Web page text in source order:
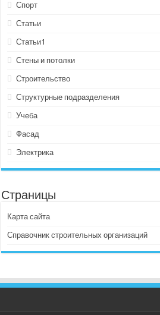
Спорт
Статьи
Статьи1
Стены и потолки
Строительство
Структурные подразделения
Учеба
Фасад
Электрика
Страницы
Карта сайта
Справочник строительных организаций